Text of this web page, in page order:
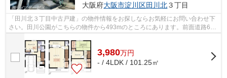
大阪府大阪市淀川区田川北３丁目
「田川北３丁目中古戸建」の物件情報をお探しならお気軽にお問い合わせ下
さい。田川公園がこちらの物件から493mのところにあります。前面道路6m
以上は確保しているので車の出し入れも...
3,980万円
- / 4LDK / 101.25㎡